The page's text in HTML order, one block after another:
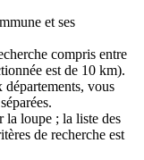
et ses
compris entre
est de 10 km).
départements, vous
la loupe ; la liste des
de recherche est